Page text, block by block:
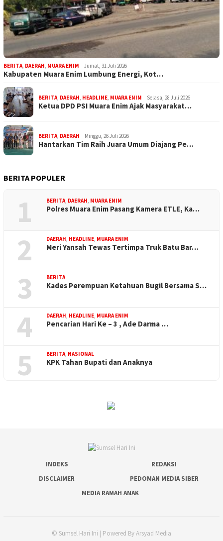
BERITA DAERAH MUARA ENIM Jumat, 31 Juli 2026
Kabupaten Muara Enim Lumbung Energi, Kot…
BERITA DAERAH HEADLINE MUARA ENIM Selasa, 28 Juli 2026
Ketua DPD PSI Muara Enim Ajak Masyarakat…
BERITA DAERAH Minggu, 26 Juli 2026
Hantarkan Tim Raih Juara Umum Diajang Pe…
BERITA POPULER
1 BERITA DAERAH MUARA ENIM
Polres Muara Enim Pasang Kamera ETLE, Ka…
2 DAERAH HEADLINE MUARA ENIM
Meri Yansah Tewas Tertimpa Truk Batu Bar…
3 BERITA
Kades Perempuan Ketahuan Bugil Bersama S…
4 DAERAH HEADLINE MUARA ENIM
Pencarian Hari Ke – 3 , Ade Darma …
5 BERITA NASIONAL
KPK Tahan Bupati dan Anaknya
INDEKS
REDAKSI
DISCLAIMER
PEDOMAN MEDIA SIBER
MEDIA RAMAH ANAK
© Sumsel Hari Ini | Powered By Arsyad Media